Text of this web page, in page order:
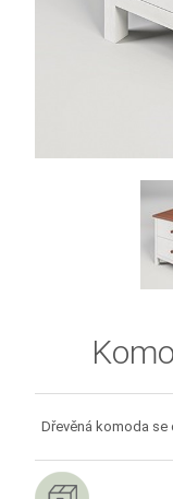
Dřevěná komoda se